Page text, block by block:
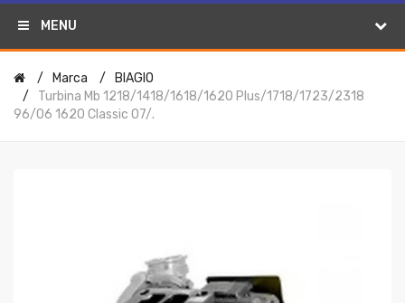
MENU
Marca
BIAGIO
Turbina Mb 1218/1418/1618/1620 Plus/1718/1723/2318
96/06 1620 Classic 07/.